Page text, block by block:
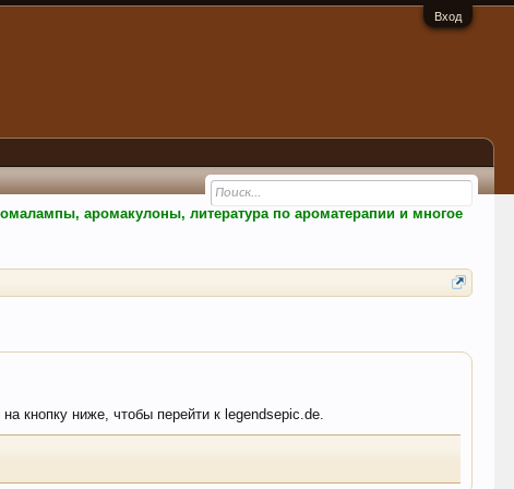
Вход
аромакулоны, литература по ароматерапии и многое
кнопку ниже, чтобы перейти к legendsepic.de.